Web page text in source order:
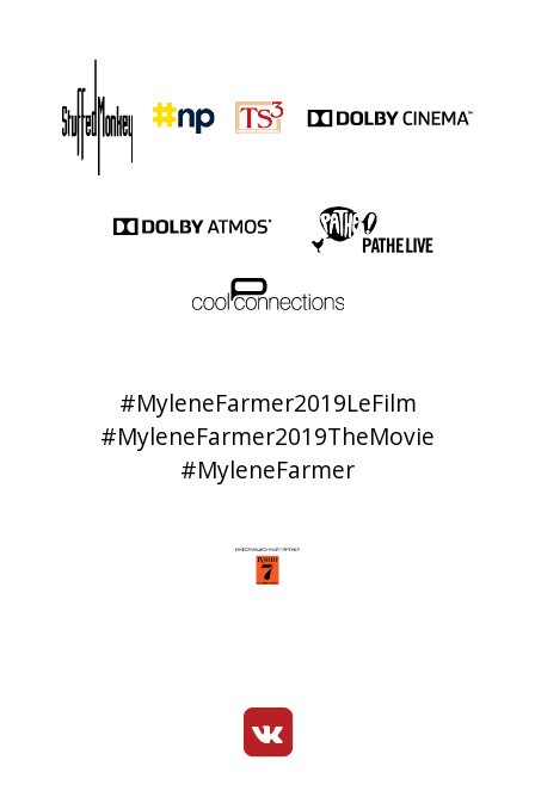
#MyleneFarmer2019LeFilm
#MyleneFarmer2019TheMovie
#MyleneFarmer